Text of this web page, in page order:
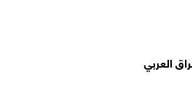
العربي